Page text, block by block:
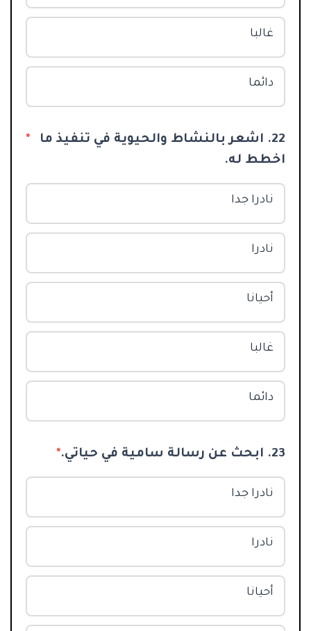
غالبا
دائما
22. اشعر بالنشاط والحيوية في تنفيذ ما
اخطط له.
*
نادرا جدا
نادرا
أحيانا
غالبا
دائما
23. ابحث عن رسالة سامية في حياتي. *
نادرا جدا
نادرا
أحيانا